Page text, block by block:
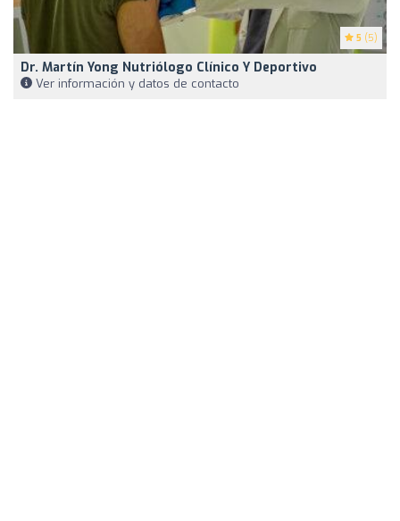
5 (5)
Dr. Martín Yong Nutriólogo Clínico Y Deportivo
Ver información y datos de contacto